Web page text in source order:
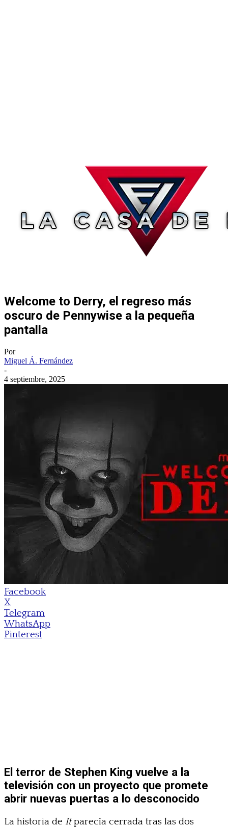
Welcome to Derry, el regreso más
oscuro de Pennywise a la pequeña
pantalla
Por
Miguel Á. Fernández
-
4 septiembre, 2025
Facebook
X
Telegram
WhatsApp
Pinterest
El terror de Stephen King vuelve a la
televisión con un proyecto que promete
abrir nuevas puertas a lo desconocido
La historia de Itparecía cerrada tras las dos